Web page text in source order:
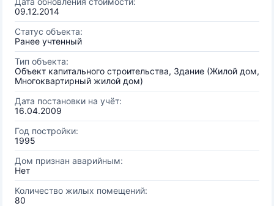
09.12.2014
Статус объекта:
Ранее учтенный
Тип объекта:
Объект капитального строительства, Здание (Жилой дом,
Многоквартирный жилой дом)
Дата постановки на учёт:
16.04.2009
Год постройки:
1995
Дом признан аварийным:
Нет
Количество жилых помещений:
80